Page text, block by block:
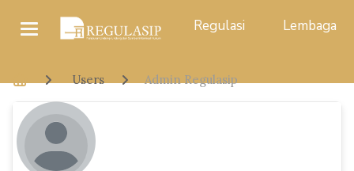
Regulasi Lembaga
Users Admin Regulasip